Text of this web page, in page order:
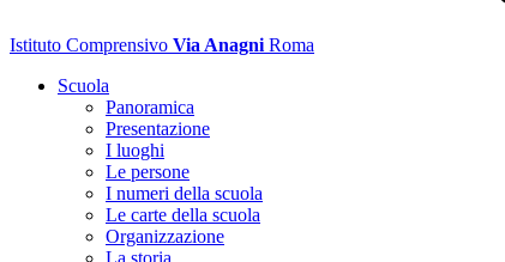
Istituto Comprensivo Via Anagni Roma
Scuola
Panoramica
Presentazione
I luoghi
Le persone
I numeri della scuola
Le carte della scuola
Organizzazione
La storia